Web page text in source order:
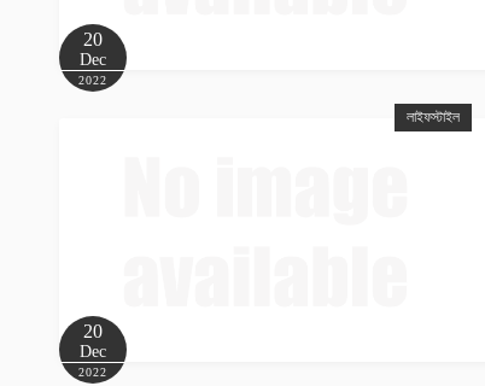
20
Dec
2022
লাইফস্টাইল
20
Dec
2022